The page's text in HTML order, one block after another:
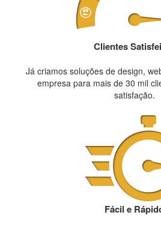
Clientes
Já criamos soluções de design,
empresa para mais de 30 mil
satisfação.
Fácil e